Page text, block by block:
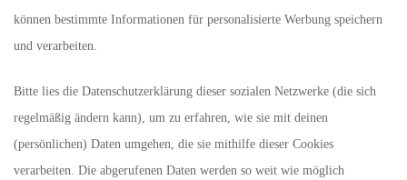
können bestimmte Informationen für personalisierte Werbung speichern
und verarbeiten.
Bitte lies die Datenschutzerklärung dieser sozialen Netzwerke (die sich
regelmäßig ändern kann), um zu erfahren, wie sie mit deinen
(persönlichen) Daten umgehen, die sie mithilfe dieser Cookies
verarbeiten. Die abgerufenen Daten werden so weit wie möglich